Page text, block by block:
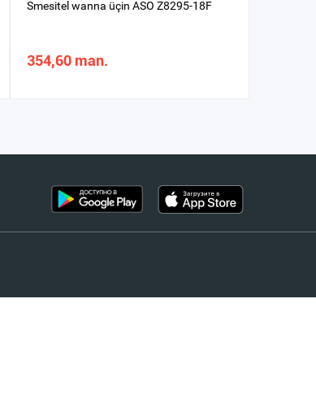
Smesitel wanna üçin ASO Z8295-18F
354,60 man.